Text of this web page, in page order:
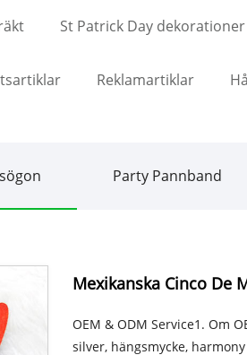
St Patrick Day dekorationer
Reklamartiklar
Party Pannband
Mexikanska Cinco De
OEM & ODM Service1. Om
silver, hängsmycke,